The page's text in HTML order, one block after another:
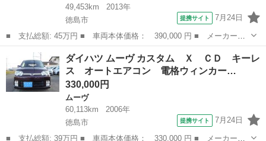
49,453km
2013年
徳島市
提携サイト 7月24日
■ 支払総額: 45万円 ■ 車両本体価格： 390,000 円 ■ メーカー
名： ダイハツ ■ 車種名： ムーヴ ■ グレード名： Ｌ ＳＡ
エコアイドル 純正オーディオ キーレス ＡＢＳ 電格ミラー ■
排気量： 66...
ムーヴ
ダイハツ ムーヴ カスタム Ｘ ＣＤ キーレ
ス オートエアコン 電格ウィンカー…
330,000円
ムーヴ
60,113km
2006年
徳島市
提携サイト 7月24日
■ 支払総額: 39万円 ■ 車両本体価格： 330,000 円 ■ メーカー